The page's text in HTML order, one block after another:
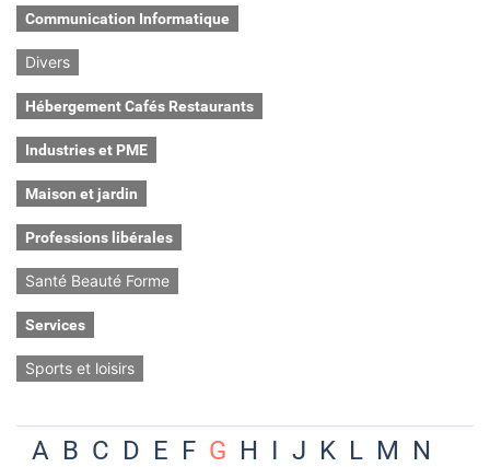
Communication Informatique
Divers
Hébergement Cafés Restaurants
Industries et PME
Maison et jardin
Professions libérales
Santé Beauté Forme
Services
Sports et loisirs
A B C D E F G H I J K L M N